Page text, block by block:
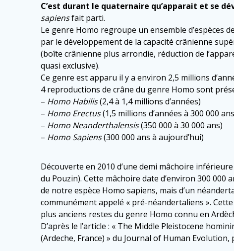
C’est durant le quaternaire qu’apparait et se
sapiensfait parti.
Le genre Homo regroupe un ensemble d’espèces
par le développement de la capacité crânienne
(boîte crânienne plus arrondie, réduction de
quasi exclusive).
Ce genre est apparu il y a environ 2,5 millions
4 reproductions de crâne du genre Homo sont
– Homo Habilis(2,4 à 1,4 millions d’années)
– Homo Erectus(1,5 millions d’années à 300 000
– Homo Neanderthalensis(350 000 à 30 000 ans)
– Homo Sapiens(300 000 ans à aujourd’hui)
Découverte en 2010 d’une demi mâchoire
du Pouzin). Cette mâchoire date d’environ 300 000
de notre espèce Homo sapiens, mais d’un
communément appelé « pré-néandertaliens ».
plus anciens restes du genre Homo connu en
D’après le l’article : « The Middle Pleistocene
(Ardeche, France) » du Journal of Human Evolution,